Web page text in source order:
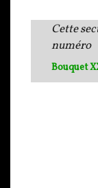
Cette
numéro
Bouquet